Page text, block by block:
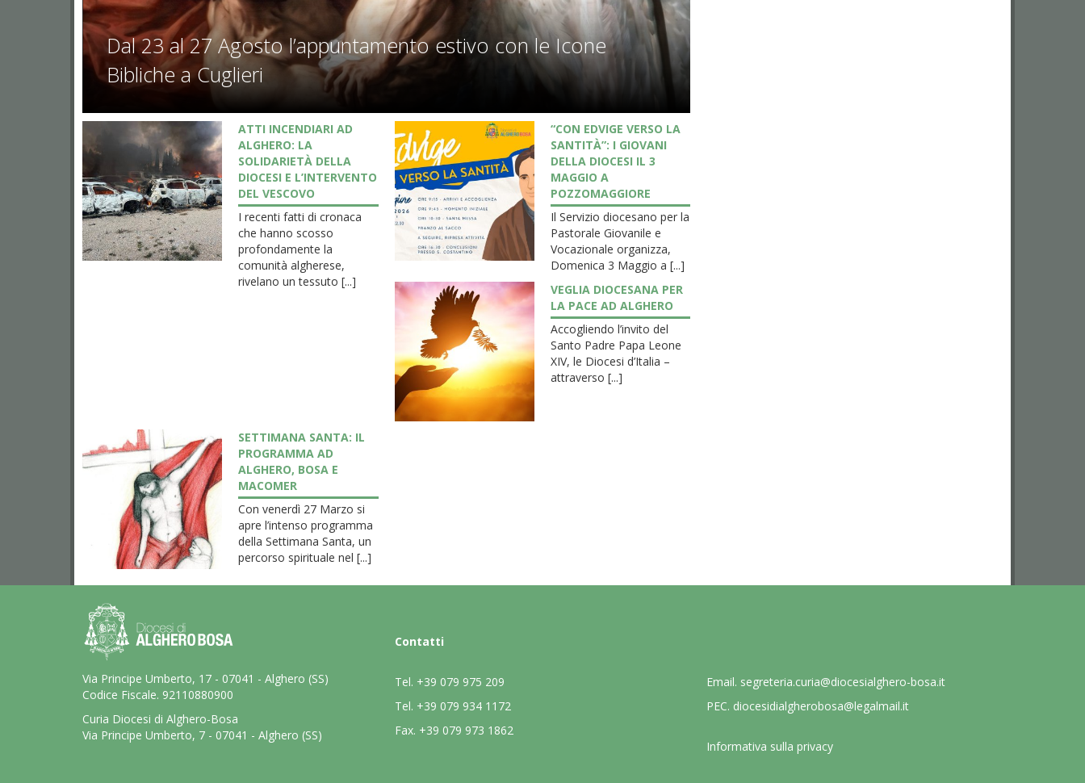
Dal 23 al 27 Agosto l’appuntamento estivo con le Icone
Bibliche a Cuglieri
ATTI INCENDIARI AD
ALGHERO: LA
SOLIDARIETÀ DELLA
DIOCESI E L’INTERVENTO
DEL VESCOVO
I recenti fatti di cronaca
che hanno scosso
profondamente la
comunità algherese,
rivelano un tessuto [...]
“CON EDVIGE VERSO LA
SANTITÀ”: I GIOVANI
DELLA DIOCESI IL 3
MAGGIO A
POZZOMAGGIORE
Il Servizio diocesano per la
Pastorale Giovanile e
Vocazionale organizza,
Domenica 3 Maggio a [...]
VEGLIA DIOCESANA PER
LA PACE AD ALGHERO
Accogliendo l’invito del
Santo Padre Papa Leone
XIV, le Diocesi d’Italia –
attraverso [...]
SETTIMANA SANTA: IL
PROGRAMMA AD
ALGHERO, BOSA E
MACOMER
Con venerdì 27 Marzo si
apre l’intenso programma
della Settimana Santa, un
percorso spirituale nel [...]
Via Principe Umberto, 17 - 07041 - Alghero (SS)
Codice Fiscale. 92110880900
Curia Diocesi di Alghero-Bosa
Via Principe Umberto, 7 - 07041 - Alghero (SS)
Contatti
Tel. +39 079 975 209
Tel. +39 079 934 1172
Fax. +39 079 973 1862
Email. segreteria.curia@diocesialghero-bosa.it
PEC. diocesidialgherobosa@legalmail.it
Informativa sulla privacy